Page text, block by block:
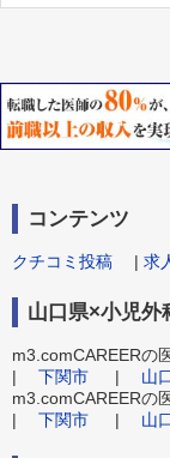
コンテンツ
クチコミ投稿 | 求
山口県×小児外
m3.comCAREERの
| 下関市 | 山
m3.comCAREERの
| 下関市 | 山